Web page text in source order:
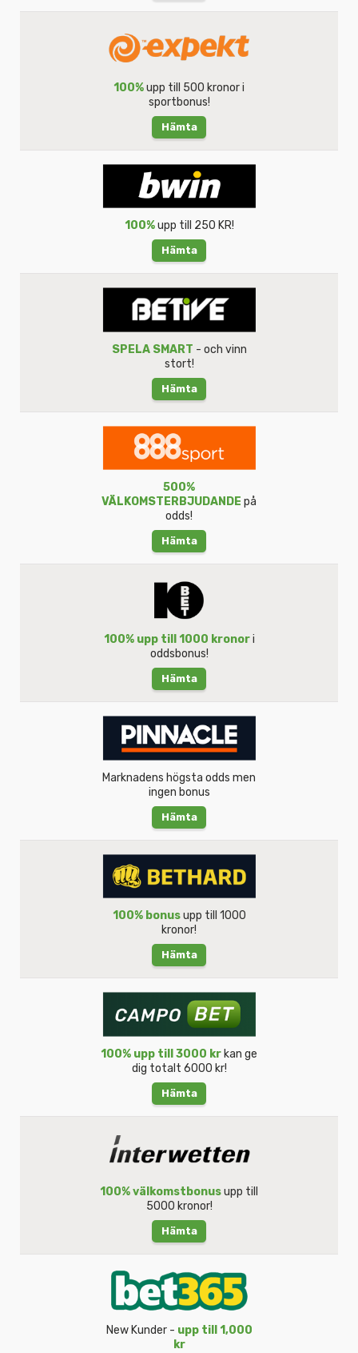
100%upp till 500 kronor i
sportbonus!
Hämta
100%upp till 250 KR!
Hämta
SPELA SMART - och vinn
stort!
Hämta
500%
VÄLKOMSTERBJUDANDE på
odds!
Hämta
100% upp till 1000 kronori
oddsbonus!
Hämta
Marknadens högsta odds men
ingen bonus
Hämta
100% bonusupp till 1000
kronor!
Hämta
100% upp till 3000 kr kan ge
dig totalt 6000 kr!
Hämta
100% välkomstbonusupp till
5000 kronor!
Hämta
New Kunder - upp till 1,000
kr